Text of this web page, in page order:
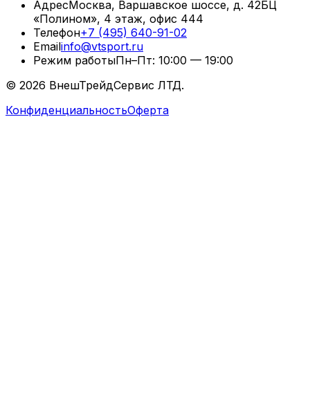
АдресМосква, Варшавское шоссе, д. 42БЦ
«Полином», 4 этаж, офис 444
Телефон+7 (495) 640-91-02
Emailinfo@vtsport.ru
Режим работыПн–Пт: 10:00 — 19:00
© 2026 ВнешТрейдСервис ЛТД.
КонфиденциальностьОферта